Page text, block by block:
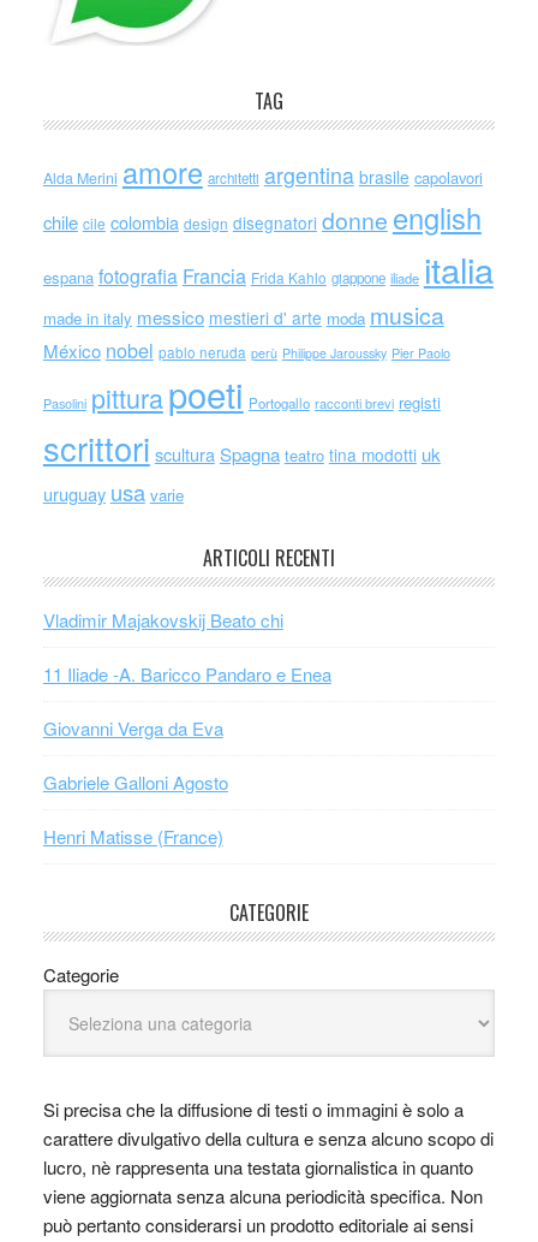
TAG
Alda Merini amore architetti argentina brasile capolavori
chile cile colombia design disegnatori donne english
espana fotografia Francia Frida Kahlo giappone iliade italia
made in italy messico mestieri d' arte moda musica
México nobel pablo neruda perù Philippe Jaroussky Pier Paolo
Pasolini pitturapoeti Portogallo racconti brevi registi
scrittori scultura Spagna teatro tina modotti uk
uruguay usa varie
ARTICOLI RECENTI
Vladimir Majakovskij Beato chi
11 Iliade -A. Baricco Pandaro e Enea
Giovanni Verga da Eva
Gabriele Galloni Agosto
Henri Matisse (France)
CATEGORIE
Categorie
Si precisa che la diffusione di testi o immagini è solo a
carattere divulgativo della cultura e senza alcuno scopo di
lucro, nè rappresenta una testata giornalistica in quanto
viene aggiornata senza alcuna periodicità specifica. Non
può pertanto considerarsi un prodotto editoriale ai sensi